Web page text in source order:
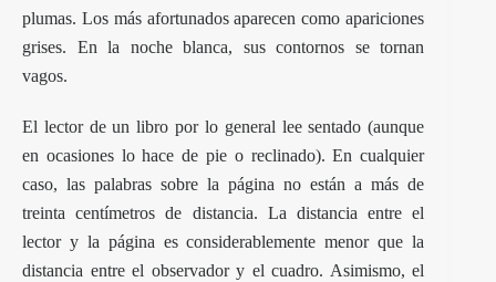
plumas. Los más afortunados aparecen como apariciones
grises. En la noche blanca, sus contornos se tornan
vagos.
El lector de un libro por lo general lee sentado (aunque
en ocasiones lo hace de pie o reclinado). En cualquier
caso, las palabras sobre la página no están a más de
treinta centímetros de distancia. La distancia entre el
lector y la página es considerablemente menor que la
distancia entre el observador y el cuadro. Asimismo, el